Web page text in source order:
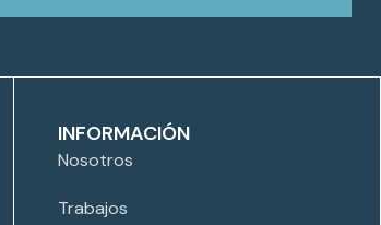
INFORMACIÓN
Nosotros
Trabajos